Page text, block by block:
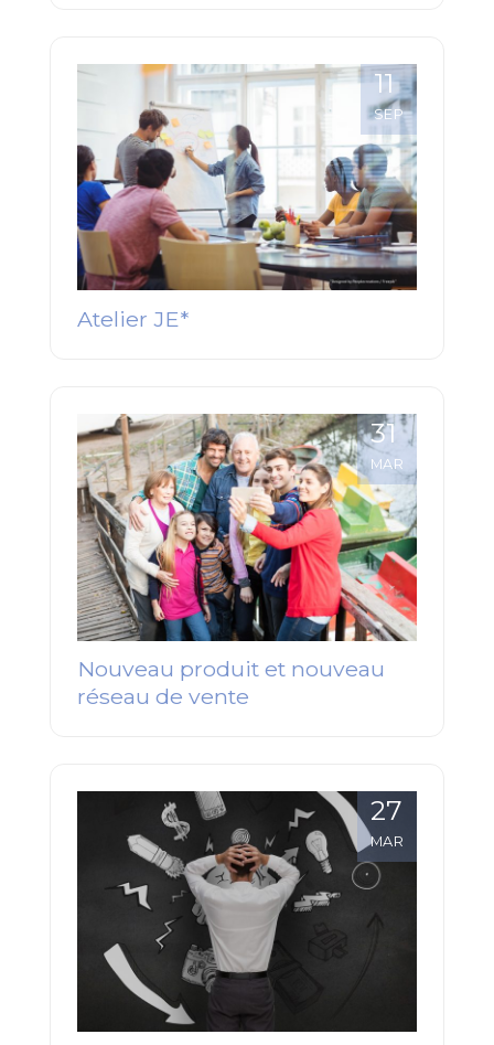
11
SEP
Atelier JE*
31
MAR
Nouveau produit et nouveau
réseau de vente
27
MAR